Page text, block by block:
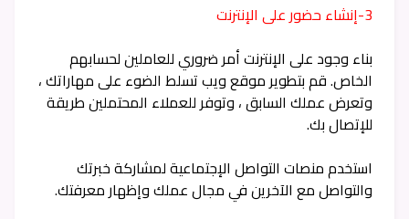
3-إنشاء حضور على الإنترنت
بناء وجود على الإنترنت أمر ضروري للعاملين لحسابهم
الخاص. قم بتطوير موقع ويب تسلط الضوء على مهاراتك ،
وتعرض عملك السابق ، وتوفر للعملاء المحتملين طريقة
للإتصال بك.
استخدم منصات التواصل الإجتماعية لمشاركة خبرتك
والتواصل مع الآخرين في مجال عملك وإظهار معرفتك.